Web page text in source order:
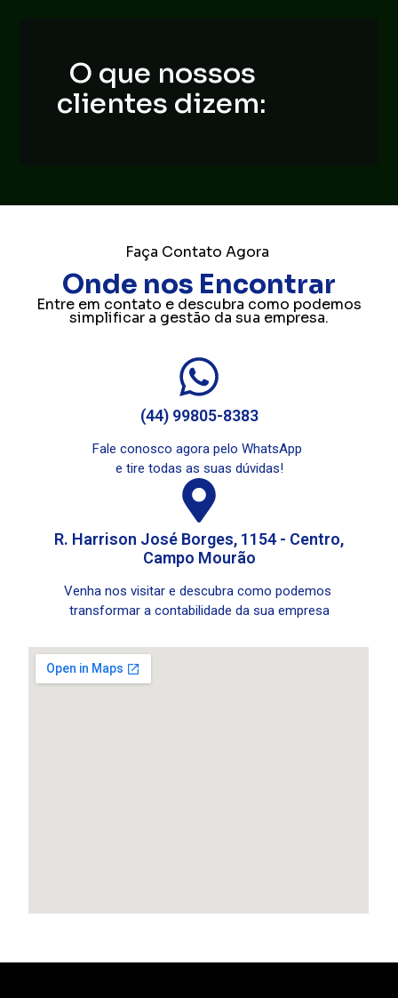
O que nossos
clientes dizem:
Faça Contato Agora
Onde nos Encontrar
Entre em contato e descubra como podemos
simplificar a gestão da sua empresa.
(44) 99805-8383
Fale conosco agora pelo WhatsApp
e tire todas as suas dúvidas!
R. Harrison José Borges, 1154 - Centro,
Campo Mourão
Venha nos visitar e descubra como podemos
transformar a contabilidade da sua empresa